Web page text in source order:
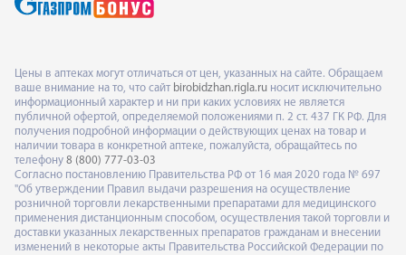
Цены в аптеках могут отличаться от цен, указанных на сайте. Обращаем
ваше внимание на то, что сайт birobidzhan.rigla.ru носит исключительно
информационный характер и ни при каких условиях не является
публичной офертой, определяемой положениями п. 2 ст. 437 ГК РФ. Для
получения подробной информации о действующих ценах на товар и
наличии товара в конкретной аптеке, пожалуйста, обращайтесь по
телефону 8 (800) 777-03-03
Согласно постановлению Правительства РФ от 16 мая 2020 года № 697
"Об утверждении Правил выдачи разрешения на осуществление
розничной торговли лекарственными препаратами для медицинского
применения дистанционным способом, осуществления такой торговли и
доставки указанных лекарственных препаратов гражданам и внесении
изменений в некоторые акты Правительства Российской Федерации по